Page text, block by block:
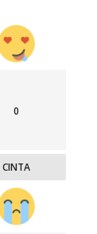
0
CINTA